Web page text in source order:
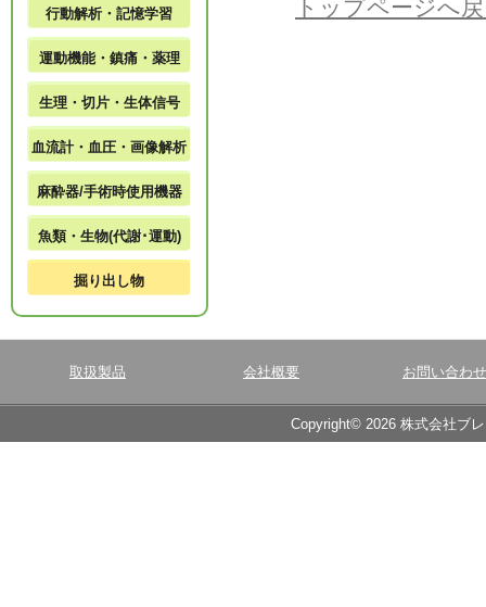
トップページへ
行動解析・記憶学習
運動機能・鎮痛・薬理
生理・切片・生体信号
血流計・血圧・画像解析
麻酔器/手術時使用機器
魚類・生物(代謝･運動)
掘り出し物
取扱製品 会社概要 お問い合わせ
Copyright© 2026 株式会社ブ